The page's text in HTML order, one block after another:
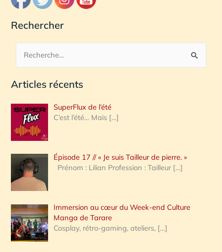
Rechercher
c
e
r
c
h
e
:
Articles récents
SuperFlux de l’été
C’est l’été… Mais […]
Épisode 17 // « Je suis Tailleur de pierre. »
Prénom : Lilian Profession : Tailleur […]
Immersion au cœur du Week-end Culture
Manga de Tarare
Cosplay, rétro-gaming, ateliers, […]